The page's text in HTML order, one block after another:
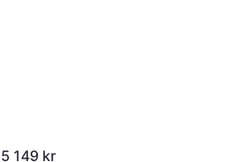
5 149 kr